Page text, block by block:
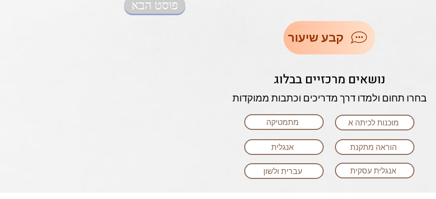
פוסט הבא
קבע שיעור
נושאים מרכזיים בבלוג
בחרו תחום ולמדו דרך מדריכים וכתבות ממוקדות
מוכנות לכיתה א מתמטיקה
הוראה מתקנת
אנגלית עסקית
אנגלית
עברית ולשון